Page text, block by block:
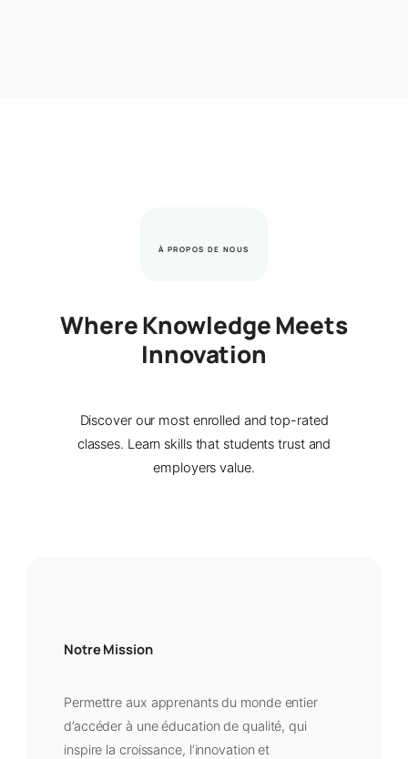
À PROPOS DE NOUS
Where Knowledge Meets
Innovation
Discover our most enrolled and top-rated
classes. Learn skills that students trust and
employers value.
Notre Mission
Permettre aux apprenants du monde entier
d’accéder à une éducation de qualité, qui
inspire la croissance, l’innovation et